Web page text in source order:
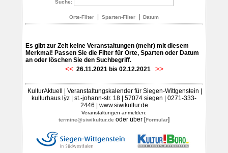
Suche:
Orte-Filter Sparten-Filter Datum
Es gibt zur Zeit keine Veranstaltungen (mehr) mit diesem
Merkmal! Passen Sie die Filter für Orte, Sparten oder Datum
an oder löschen Sie den Suchbegriff.
<< 26.11.2021 bis 02.12.2021 >>
KulturAktuell | Veranstaltungskalender für Siegen-Wittgenstein |
kulturhaus lÿz | st.-johann-str. 18 | 57074 siegen | 0271-333-
2446 | www.siwikultur.de
Veranstaltungen anmelden:
termine@siwikultur.de oder über [Formular]